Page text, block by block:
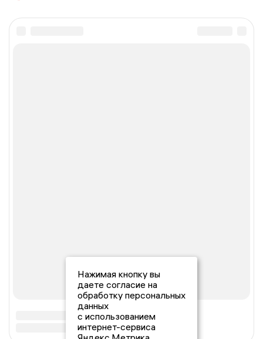
Нажимая кнопку вы
даете согласие на
обработку персональных
данных
с использованием
интернет-сервиса